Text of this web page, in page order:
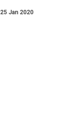
25 Jan 2020